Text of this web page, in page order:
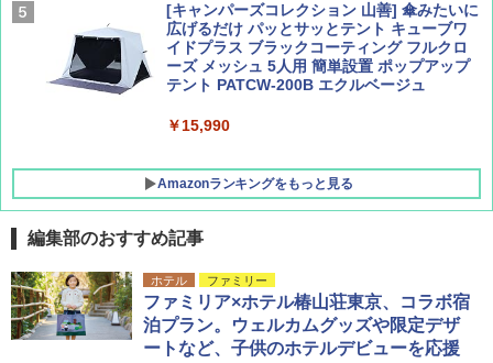
[キャンパーズコレクション 山善] 傘みたいに
広げるだけ パッとサッとテント キューブワ
イドプラス ブラックコーティング フルクロ
ーズ メッシュ 5人用 簡単設置 ポップアップ
テント PATCW-200B エクルベージュ
￥15,990
Amazonランキングをもっと見る
BUNDOK(バンドック)ソロ ドーム 1 EX BDK
-08EX カーキ ソロキャンプ ポリエステル フ
レーム テント
￥14,800
編集部のおすすめ記事
ホテル ファミリー
ファミリア×ホテル椿山荘東京、コラボ宿
泊プラン。ウェルカムグッズや限定デザ
ートなど、子供のホテルデビューを応援